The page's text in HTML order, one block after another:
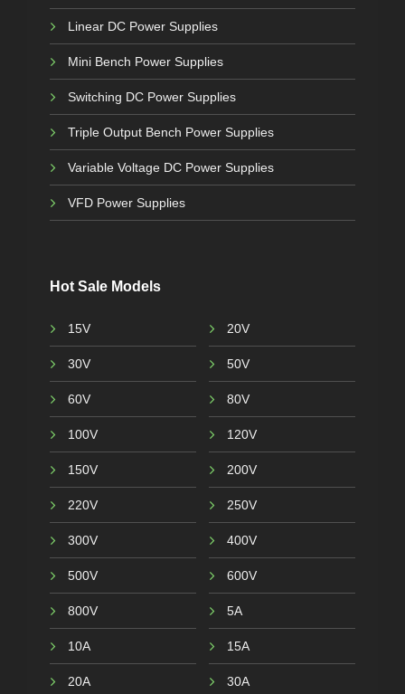
Linear DC Power Supplies
Mini Bench Power Supplies
Switching DC Power Supplies
Triple Output Bench Power Supplies
Variable Voltage DC Power Supplies
VFD Power Supplies
Hot Sale Models
15V 20V
30V 50V
60V 80V
100V 120V
150V 200V
220V 250V
300V 400V
500V 600V
800V 5A
10A 15A
20A 30A